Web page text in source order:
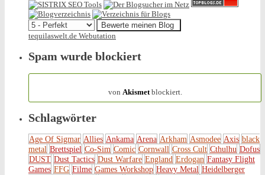
tequilaswelt.de Webutation
Spam wurde blockiert
von Akismetblockiert.
Schlagwörter
Age Of Sigmar Allies Ankama Arena Arkham Asmodee Axis black
metal Brettspiel Co-Sim Comic Cornwall Cross Cult Cthulhu Dofus
DUST Dust Tactics Dust Warfare England Erdogan Fantasy Flight
Games FFG Filme Games Workshop Heavy Metal Heidelberger